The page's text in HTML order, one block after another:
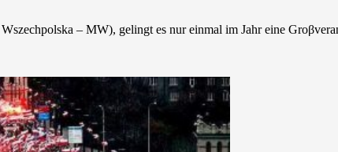
– MW), gelingt es nur einmal im Jahr eine